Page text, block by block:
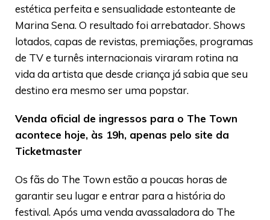
estética perfeita e sensualidade estonteante de
Marina Sena. O resultado foi arrebatador. Shows
lotados, capas de revistas, premiações, programas
de TV e turnês internacionais viraram rotina na
vida da artista que desde criança já sabia que seu
destino era mesmo ser uma popstar.
Venda oficial de ingressos para o The Town
acontece hoje, às 19h, apenas pelo site da
Ticketmaster
Os fãs do The Town estão a poucas horas de
garantir seu lugar e entrar para a história do
festival. Após uma venda avassaladora do The